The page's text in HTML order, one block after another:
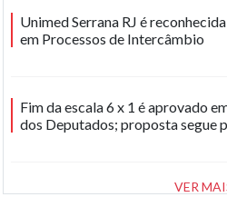
Unimed Serrana RJ é
em Processos de Intercâmbio
Fim da escala 6 x 1 é aprovado
dos Deputados; proposta segue
VER